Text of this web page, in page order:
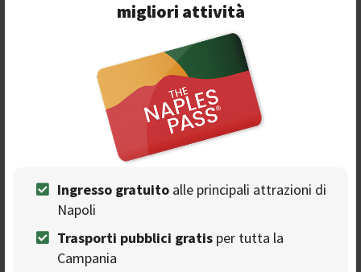
migliori attività
Ingresso gratuito alle principali attrazioni di
Napoli
Trasporti pubblici gratis per tutta la
Campania
trovano due installazioni artistiche di
4. Stazione Municipio: la fermata
della linea 1 nata dagli scavi
archeologici